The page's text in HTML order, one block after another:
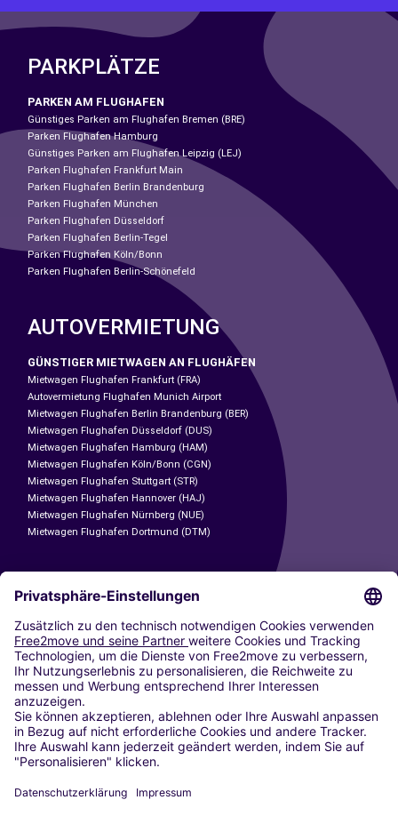
PARKPLÄTZE
PARKEN AM FLUGHAFEN
Günstiges Parken am Flughafen Bremen (BRE)
Parken Flughafen Hamburg
Günstiges Parken am Flughafen Leipzig (LEJ)
Parken Flughafen Frankfurt Main
Parken Flughafen Berlin Brandenburg
Parken Flughafen München
Parken Flughafen Düsseldorf
Parken Flughafen Berlin-Tegel
Parken Flughafen Köln/Bonn
Parken Flughafen Berlin-Schönefeld
AUTOVERMIETUNG
GÜNSTIGER MIETWAGEN AN FLUGHÄFEN
Mietwagen Flughafen Frankfurt (FRA)
Autovermietung Flughafen Munich Airport
Mietwagen Flughafen Berlin Brandenburg (BER)
Mietwagen Flughafen Düsseldorf (DUS)
Mietwagen Flughafen Hamburg (HAM)
Mietwagen Flughafen Köln/Bonn (CGN)
Mietwagen Flughafen Stuttgart (STR)
Mietwagen Flughafen Hannover (HAJ)
Mietwagen Flughafen Nürnberg (NUE)
Mietwagen Flughafen Dortmund (DTM)
CARSHARING
UNSERE STÄDTE
Paris
Madrid
Washington DC
Mailand
Rom
Turin
Wien
Berlin
Düsseldorf